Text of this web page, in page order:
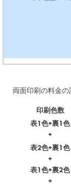
両面印刷の料金
印刷色数
表1色+裏1色
+
表2色+裏1色
+
表1色+裏2色
+